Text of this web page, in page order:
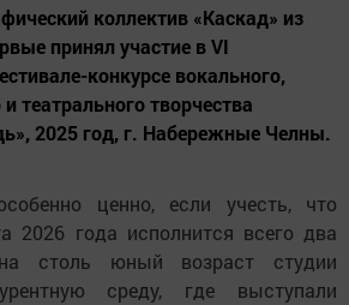
коллектив «Каскад» из
принял участие в VI
конкурсе вокального,
театрального творчества
2025 год, г. Набережные Челны.
ценно, если учесть, что
2026 года исполнится всего два
столь юный возраст студии
среду, где выступали